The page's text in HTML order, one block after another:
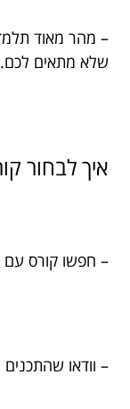
– מהר מאוד
שלא מתאים לכם.
איך לבחור
– חפשו קורס עם
– וודאו